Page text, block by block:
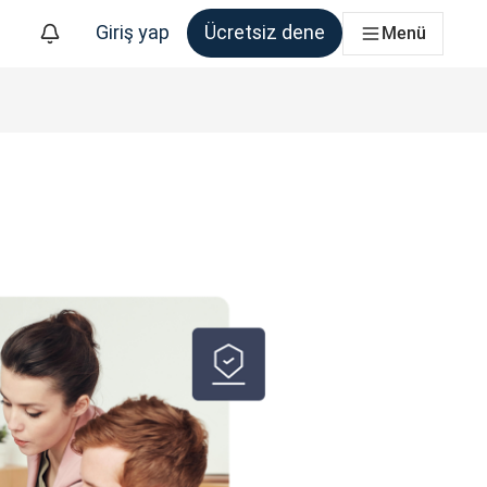
Giriş yap Ücretsiz dene Menü